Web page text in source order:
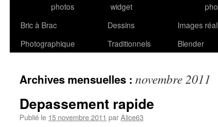
photos
widget
Bric à Brac
Photographique
Dessins
Traditionnels
Images
Blender
Archives mensuelles : novembre 2011
Depassement rapide
Publié le 15 novembre 2011 parAlice63